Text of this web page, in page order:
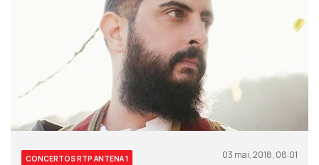
CONCERTOS RTP ANTENA 1 03 mai, 2018, 08:01